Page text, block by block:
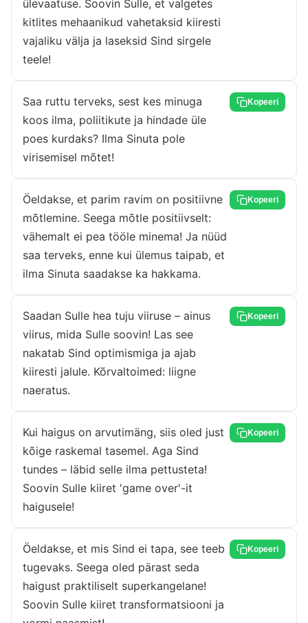
ülevaatuse. Soovin Sulle, et valgetes
kitlites mehaanikud vahetaksid kiiresti
vajaliku välja ja laseksid Sind sirgele
teele!
Saa ruttu terveks, sest kes minuga
koos ilma, poliitikute ja hindade üle
poes kurdaks? Ilma Sinuta pole
virisemisel mõtet!
Kopeeri
Öeldakse, et parim ravim on positiivne
mõtlemine. Seega mõtle positiivselt:
vähemalt ei pea tööle minema! Ja nüüd
saa terveks, enne kui ülemus taipab, et
ilma Sinuta saadakse ka hakkama.
Kopeeri
Saadan Sulle hea tuju viiruse – ainus
viirus, mida Sulle soovin! Las see
nakatab Sind optimismiga ja ajab
kiiresti jalule. Kõrvaltoimed: liigne
naeratus.
Kopeeri
Kui haigus on arvutimäng, siis oled just
kõige raskemal tasemel. Aga Sind
tundes – läbid selle ilma pettusteta!
Soovin Sulle kiiret 'game over'-it
haigusele!
Kopeeri
Öeldakse, et mis Sind ei tapa, see teeb
tugevaks. Seega oled pärast seda
haigust praktiliselt superkangelane!
Soovin Sulle kiiret transformatsiooni ja
Kopeeri